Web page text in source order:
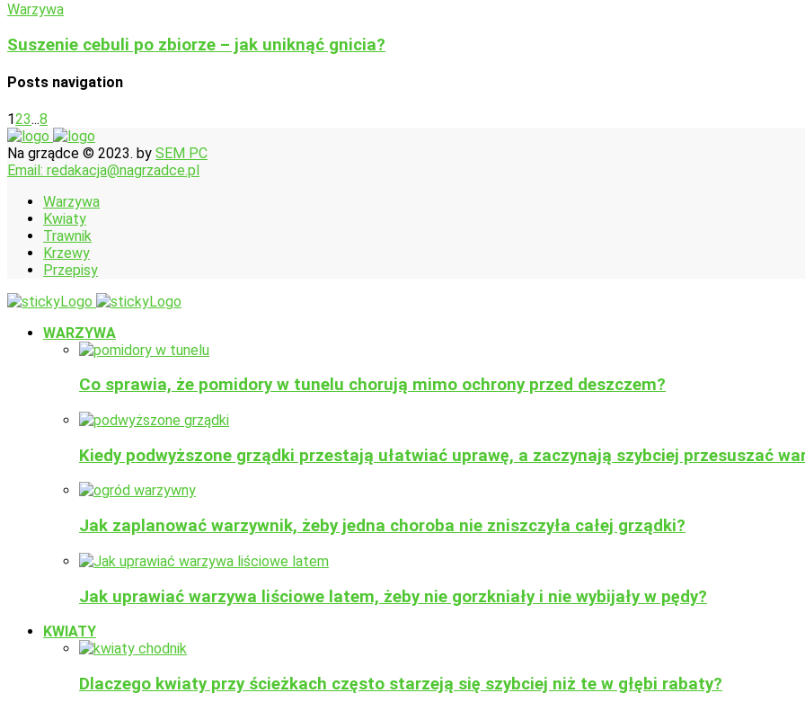
Warzywa
Suszenie cebuli po zbiorze – jak uniknąć gnicia?
Posts navigation
123...8
Na grządce © 2023. by SEM PC
Email: redakacja@nagrzadce.pl
Warzywa
Kwiaty
Trawnik
Krzewy
Przepisy
WARZYWA
Co sprawia, że pomidory w tunelu chorują mimo ochrony przed deszczem?
Kiedy podwyższone grządki przestają ułatwiać uprawę, a zaczynają szybciej przesuszać
Jak zaplanować warzywnik, żeby jedna choroba nie zniszczyła całej grządki?
Jak uprawiać warzywa liściowe latem, żeby nie gorzkniały i nie wybijały w pędy?
KWIATY
Dlaczego kwiaty przy ścieżkach często starzeją się szybciej niż te w głębi rabaty?